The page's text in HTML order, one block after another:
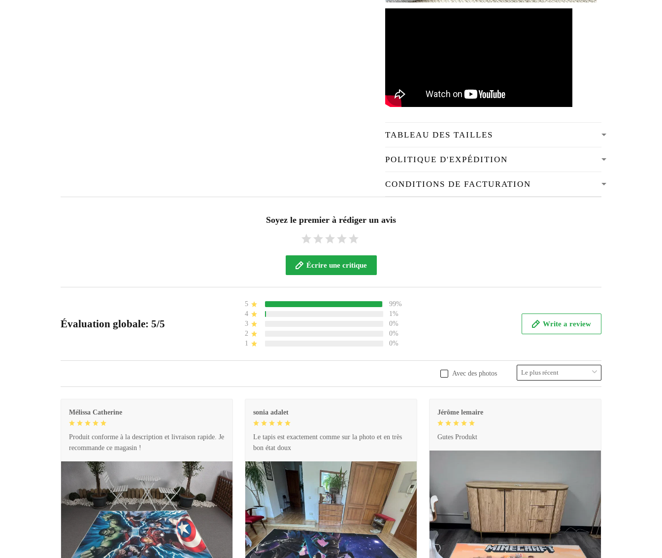
TABLEAU DES TAILLES
POLITIQUE D'EXPÉDITION
CONDITIONS DE FACTURATION
Soyez le premier à rédiger un avis
Écrire une critique
Évaluation globale: 5/5
5
99%
4
1%
3
0%
2
0%
1
0%
Write a review
Avec des photos
Mélissa Catherine
Produit conforme à la description et livraison rapide. Je
recommande ce magasin !
sonia adalet
Le tapis est exactement comme sur la photo et en très
bon état doux
Jérôme lemaire
Gutes Produkt